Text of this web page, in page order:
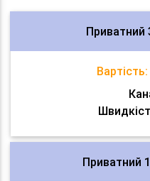
Приватний
Вартість:
Приватний